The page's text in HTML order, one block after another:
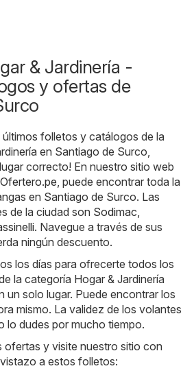
& Jardinería -
y ofertas de
folletos y catálogos de la
en Santiago de Surco,
correcto! En nuestro sitio web
, puede encontrar toda la
en Santiago de Surco. Las
de la ciudad son Sodimac
. Navegue a través de sus
ningún descuento.
los días para ofrecerte todos los
la categoría Hogar & Jardinería
un solo lugar. Puede encontrar los
mismo. La validez de los volantes
lo dudes por mucho tiempo.
ofertas y visite nuestro sitio con
a estos folletos: